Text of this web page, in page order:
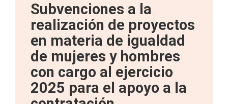
Subvenciones a la
realización de proyectos
en materia de igualdad
de mujeres y hombres
con cargo al ejercicio
2025 para el apoyo a la